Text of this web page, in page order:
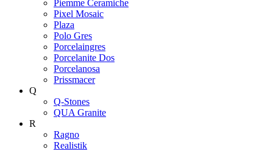
Piemme Ceramiche
Pixel Mosaic
Plaza
Polo Gres
Porcelaingres
Porcelanite Dos
Porcelanosa
Prissmacer
Q
Q-Stones
QUA Granite
R
Ragno
Realistik